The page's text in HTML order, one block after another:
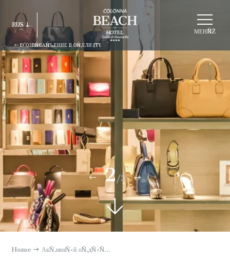
МЕНÑŽ
Ð’ОЗВÑ€АÑ‰ЕНИЕ В ОÑ‚ЕЛИ ITI
RUS
ITA
ENG
FRA
RUS
ВÑ‹БÑ€АÑ‚ÑŒ
СÑ‚Ñ€ÑƑКÑ‚ÑƑÑ€ÑƑ
2 /3
Home АкÑ‚ивнÑ‹й оÑ‚дÑ‹Ñ…